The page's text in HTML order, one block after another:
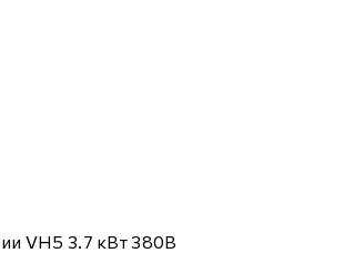
VH5 3.7 кВт 380В